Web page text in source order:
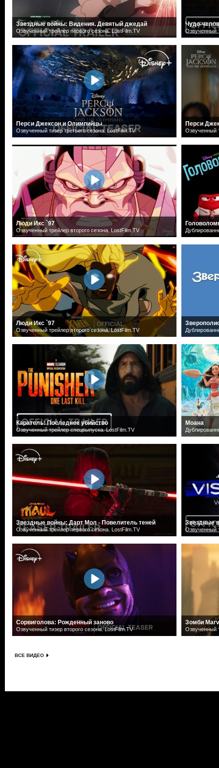
Звездные войны: Видения. Девятый джедай
Озвученный трейлер первого сезона. LostFilm.TV
Перси Джексон и Олимпийцы
Озвученный тизер третьего сезона. LostFilm.TV
Люди Икс `97
Озвученный трейлер второго сезона. LostFilm.TV
Люди Икс `97
Озвученный трейлер второго сезона. LostFilm.TV
Каратель: Последнее убийство
Озвученный трейлер спецвыпуска. LostFilm.TV
Звездные войны: Дарт Мол - Повелитель теней
Озвученный трейлер первого сезона. LostFilm.TV
Сорвиголова: Рожденный заново
Озвученный тизер второго сезона. LostFilm.TV
Чудо-
Озвученный
Перси
Озвученный
Моана
Звездные
Озвученный
Зомби
Озвученный
ВСЕ ВИДЕО